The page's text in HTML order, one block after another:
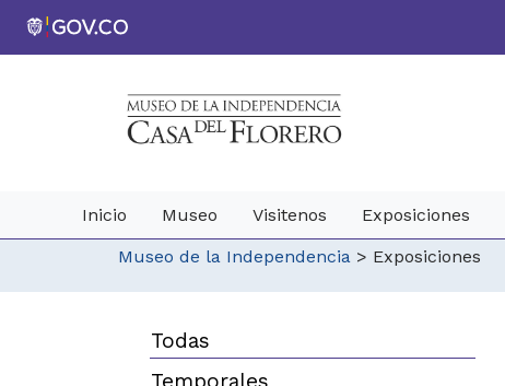
Inicio Museo Visitenos Exposiciones
Museo de la Independencia > Exposiciones
Todas